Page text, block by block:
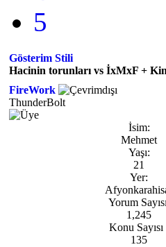
5
Gösterim Stili
Hacinin torunları vs İxMxF +
FireWork
ThunderBolt
İsim:
Mehmet
Yaşı:
21
Yer:
Yorum
1,245
Konu Sayısı
135